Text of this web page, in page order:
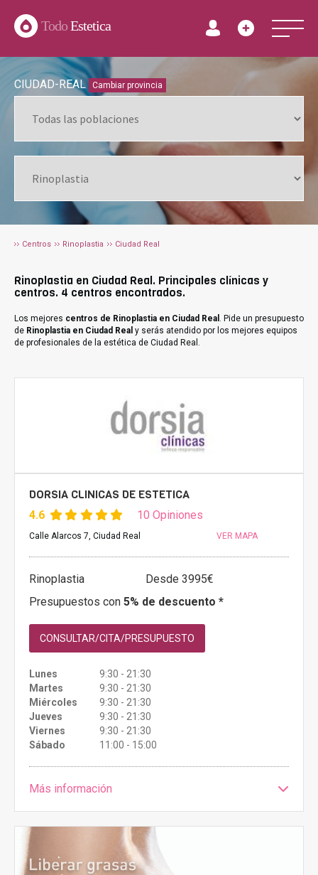
TodoEstetica
CIUDAD-REAL Cambiar provincia
Centros Rinoplastia Ciudad Real
Rinoplastia en Ciudad Real. Principales clínicas y
centros. 4 centros encontrados.
Los mejores centros de Rinoplastia en Ciudad Real . Pide un presupuesto
de Rinoplastia en Ciudad Real y serás atendido por los mejores equipos
de profesionales de la estética de Ciudad Real.
DORSIA CLINICAS DE ESTETICA
4.6 10 Opiniones
Calle Alarcos 7, Ciudad Real VER MAPA
Rinoplastia
Desde 3995€
Presupuestos con 5% de descuento *
CONSULTAR/CITA/PRESUPUESTO
Lunes
9:30 - 21:30
Martes
9:30 - 21:30
Miércoles
9:30 - 21:30
Jueves
9:30 - 21:30
Viernes
9:30 - 21:30
Sábado
11:00 - 15:00
Más información